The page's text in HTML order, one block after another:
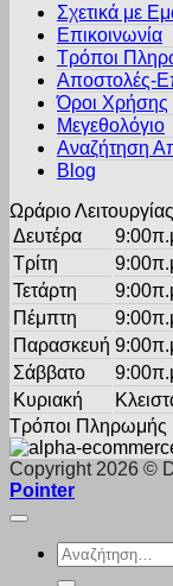
προϊόντος
επιλογές
μπορούν
επιλεγούν
σελίδα
Σχετικά με
Επικοινωνία
Τρόποι
Αποστολές-
Όροι Χρήσης
Μεγεθολόγιο
Αναζήτηση
Blog
Ωράριο Λειτουργίας
Δευτέρα
Τρίτη
Τετάρτη
Πέμπτη
Παρασκευή
Σάββατο
Κυριακή
Τρόποι Πληρωμής
Copyright 2026 ©
Pointer
Αναζήτηση
για: